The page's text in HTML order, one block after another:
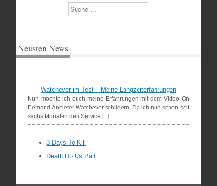
Suchen
Neusten News
Watchever im Test – Meine Langzeiterfahrungen
Nun möchte ich euch meine Erfahrungen mit dem Video On
Demand Anbieter Watchever schildern. Da ich nun schon seit
sechs Monaten den Service [...]
3 Days To Kill
Death Do Us Part